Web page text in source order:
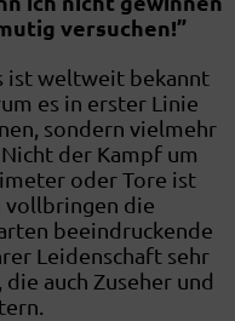
versuchen!”
ist weltweit bekannt
es in erster Linie
sondern vielmehr
der Kampf um
oder Tore ist
vollbringen die
beeindruckende
Leidenschaft sehr
auch Zuseher und